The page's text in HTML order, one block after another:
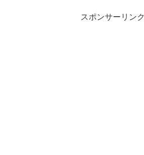
スポンサーリンク